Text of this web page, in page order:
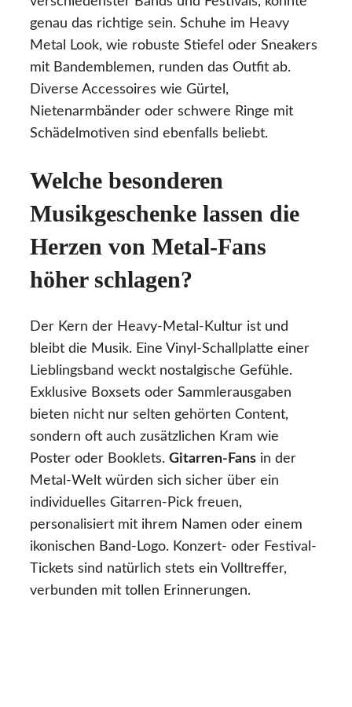
genau das richtige sein. Schuhe im Heavy
Metal Look, wie robuste Stiefel oder Sneakers
mit Bandemblemen, runden das Outfit ab.
Diverse Accessoires wie Gürtel,
Nietenarmbänder oder schwere Ringe mit
Schädelmotiven sind ebenfalls beliebt.
Welche besonderen
Musikgeschenke lassen die
Herzen von Metal-Fans
höher schlagen?
Der Kern der Heavy-Metal-Kultur ist und
bleibt die Musik. Eine Vinyl-Schallplatte einer
Lieblingsband weckt nostalgische Gefühle.
Exklusive Boxsets oder Sammlerausgaben
bieten nicht nur selten gehörten Content,
sondern oft auch zusätzlichen Kram wie
Poster oder Booklets. Gitarren-Fans in der
Metal-Welt würden sich sicher über ein
individuelles Gitarren-Pick freuen,
personalisiert mit ihrem Namen oder einem
ikonischen Band-Logo. Konzert- oder Festival-
Tickets sind natürlich stets ein Volltreffer,
verbunden mit tollen Erinnerungen.